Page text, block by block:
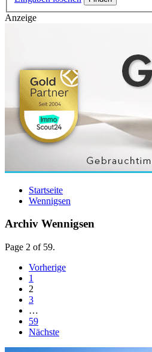
Anzeige
Startseite
Wennigsen
Archiv Wennigsen
Page 2 of 59.
Vorherige
1
2
3
…
59
Nächste